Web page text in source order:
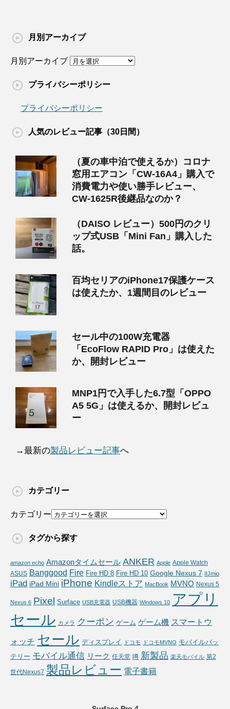
月別アーカイブ
月別アーカイブ
プライバシーポリシー
プライバシーポリシー
人気のレビュー記事（30日間）
（夏の車中泊で使えるか）コロナ
窓用エアコン「CW-16A4」購入で
消費電力や使い勝手レビュー、
CW-1625R後継品なのか？
（DAISO レビュー）500円のクリ
ップ式USB「Mini Fan」購入した
話。
百均セリアのiPhone17保護ケース
は使えたか、1週間目のレビュー
セール中の100W充電器
「EcoFlow RAPID Pro」は使えた
か、開封レビュー
MNP1円で入手した6.7型「OPPO
A5 5G」は使えるか、開封レビュ
ー
→最新の製品レビュー記事へ
カテゴリー
カテゴリー
タグから探す
amazon echo Amazonタイムセール ANKER Apple Apple Watch
ASUS Banggood Fire Fire HD 8 Fire HD 10 Google Nexus 7 IIJmio
iPad iPad Mini iPhone Kindleストア MacBook MVNO Nexus 5
Nexus 6 Pixel Surface USB充電器 USB機器 Windows 10 アプリ
セール カメラ クーポン ゲーム ゲーム機 スマートウ
ォッチ セール ディスプレイ ドコモ ドコモMVNO モバイルバッ
テリー モバイル通信 リーク 任天堂 噂 新製品 楽天モバイル 第2
世代Nexus7 製品レビュー 電子書籍